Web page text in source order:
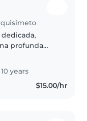
profunda
niños en
years
$15.00/hr